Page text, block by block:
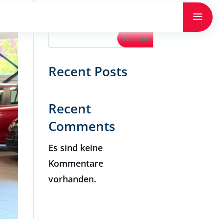
a
Suchen
Recent Posts
Recent
Comments
Es sind keine
Kommentare
vorhanden.